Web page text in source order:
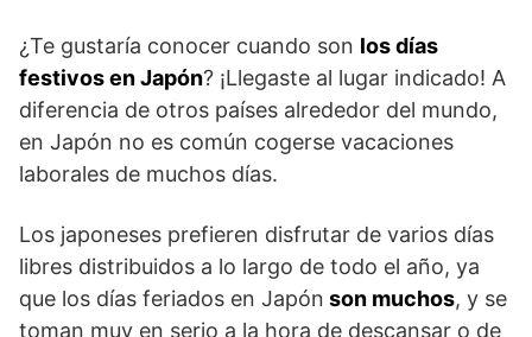
¿Te gustaría conocer cuando son los días
festivos en Japón? ¡Llegaste al lugar indicado! A
diferencia de otros países alrededor del mundo,
en Japón no es común cogerse vacaciones
laborales de muchos días.
Los japoneses prefieren disfrutar de varios días
libres distribuidos a lo largo de todo el año, ya
que los días feriados en Japón son muchos, y se
toman muy en serio a la hora de descansar o de